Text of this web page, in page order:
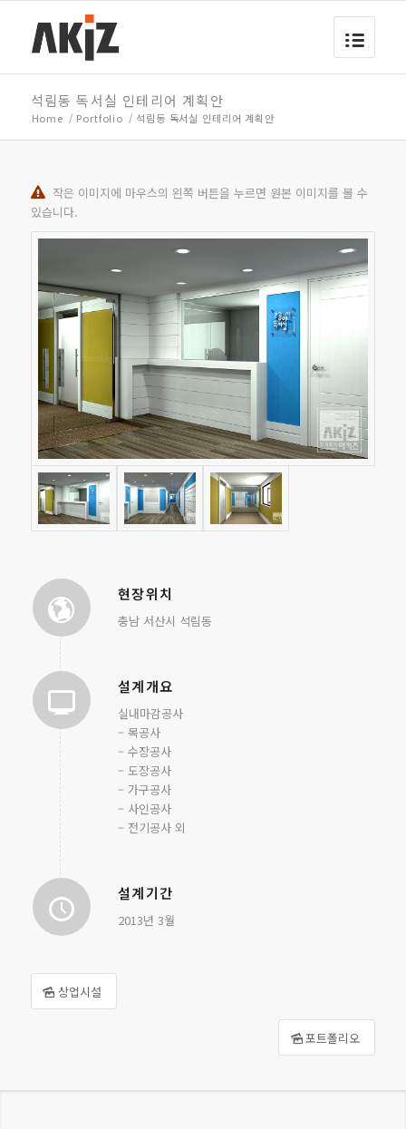
석림동 독서실 인테리어 계획안
Home / Portfolio / 석림동 독서실 인테리어 계획안
작은 이미지에 마우스의 왼쪽 버튼을 누르면 원본 이미지를 볼 수
있습니다.
현장위치
충남 서산시 석림동
설계개요
실내마감공사
– 목공사
– 수장공사
– 도장공사
– 가구공사
– 사인공사
– 전기공사 외
설계기간
2013년 3월
상업시설
포트폴리오